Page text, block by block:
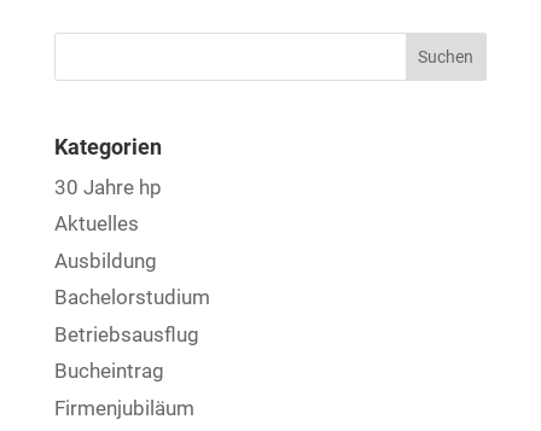
Kategorien
30 Jahre hp
Aktuelles
Ausbildung
Bachelorstudium
Betriebsausflug
Bucheintrag
Firmenjubiläum